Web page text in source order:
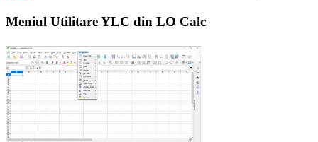
Meniul Utilitare YLC din LO Calc